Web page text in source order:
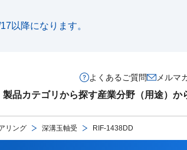
以降になります。
製品カテゴリから探す産業分野（用途）か
よくあるご質問 メルマ
リング 深溝玉軸受 RIF-1438DD